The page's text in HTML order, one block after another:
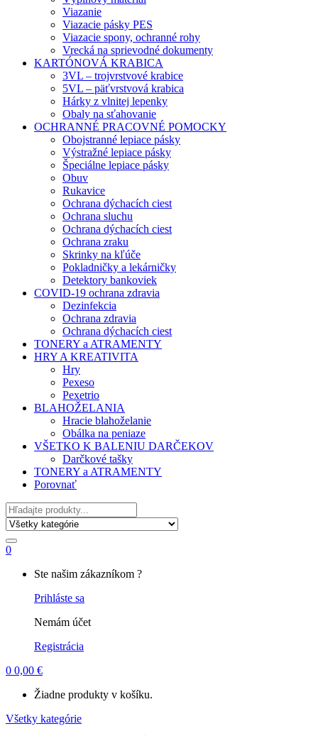
Viazanie
Viazacie pásky PES
Viazacie spony, ochranné rohy
Vrecká na sprievodné dokumenty
KARTÓNOVÁ KRABICA
3VL – trojvrstvové krabice
5VL – päťvrstvová krabica
Hárky z vlnitej lepenky
Obaly na sťahovanie
OCHRANNÉ PRACOVNÉ POMOCKY
Obojstranné lepiace pásky
Výstražné lepiace pásky
Špeciálne lepiace pásky
Obuv
Rukavice
Ochrana dýchacích ciest
Ochrana sluchu
Ochrana dýchacích ciest
Ochrana zraku
Skrinky na kľúče
Pokladničky a lekárničky
Detektory bankoviek
COVID-19 ochrana zdravia
Dezinfekcia
Ochrana zdravia
Ochrana dýchacích ciest
TONERY a ATRAMENTY
HRY A KREATIVITA
Hry
Pexeso
Pexetrio
BLAHOŽELANIA
Hracie blahoželanie
Obálka na peniaze
VŠETKO K BALENIU DARČEKOV
Darčkové tašky
TONERY a ATRAMENTY
Porovnať
Hľadať
0
Ste našim zákazníkom ?
Prihláste sa
Nemám účet
Registrácia
0 0,00 €
Žiadne produkty v košíku.
Všetky kategórie